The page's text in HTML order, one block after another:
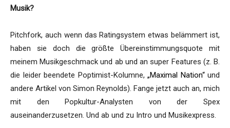
Musik?
Pitchfork, auch wenn das Ratingsystem etwas belämmert ist,
haben sie doch die größte Übereinstimmungsquote mit
meinem Musikgeschmack und ab und an super Features (z. B.
die leider beendete Poptimist-Kolumne, „Maximal Nation“und
andere Artikel von Simon Reynolds). Fange jetzt auch an, mich
mit den Popkultur-Analysten von der Spex
auseinanderzusetzen. Und ab und zu Intro und Musikexpress.